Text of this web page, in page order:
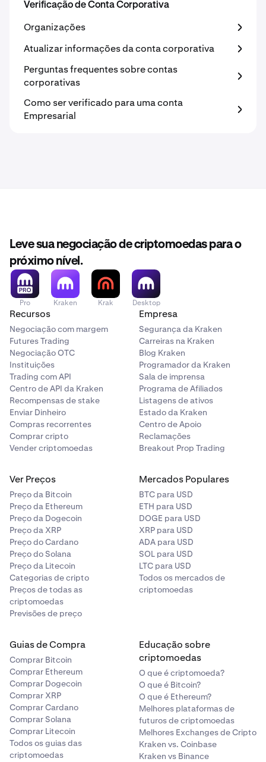
Verificação de Conta Corporativa
Organizações
Atualizar informações da conta corporativa
Perguntas frequentes sobre contas
corporativas
Como ser verificado para uma conta
Empresarial
Leve sua negociação de criptomoedas para o
próximo nível.
Pro Kraken Krak Desktop
Recursos
Negociação com margem
Futures Trading
Negociação OTC
Instituições
Trading com API
Centro de API da Kraken
Recompensas de stake
Enviar Dinheiro
Compras recorrentes
Comprar cripto
Vender criptomoedas
Empresa
Segurança da Kraken
Carreiras na Kraken
Blog Kraken
Programador da Kraken
Sala de imprensa
Programa de Afiliados
Listagens de ativos
Estado da Kraken
Centro de Apoio
Reclamações
Breakout Prop Trading
Ver Preços
Preço da Bitcoin
Preço da Ethereum
Preço da Dogecoin
Preço da XRP
Preço do Cardano
Preço do Solana
Preço da Litecoin
Categorias de cripto
Preços de todas as
criptomoedas
Previsões de preço
Mercados Populares
BTC para USD
ETH para USD
DOGE para USD
XRP para USD
ADA para USD
SOL para USD
LTC para USD
Todos os mercados de
criptomoedas
Guias de Compra
Comprar Bitcoin
Comprar Ethereum
Comprar Dogecoin
Comprar XRP
Comprar Cardano
Comprar Solana
Comprar Litecoin
Todos os guias das
criptomoedas
Educação sobre
criptomoedas
O que é criptomoeda?
O que é Bitcoin?
O que é Ethereum?
Melhores plataformas de
futuros de criptomoedas
Melhores Exchanges de Cripto
Kraken vs. Coinbase
Kraken vs Binance